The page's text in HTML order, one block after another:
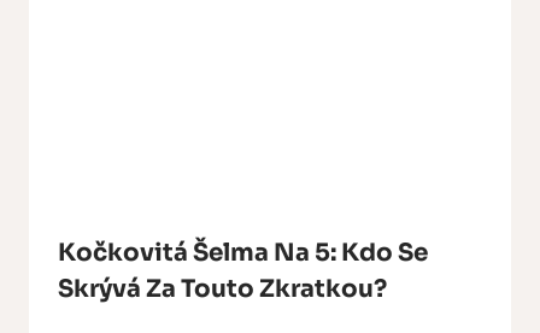
Kočkovitá Šelma Na 5: Kdo Se
Skrývá Za Touto Zkratkou?